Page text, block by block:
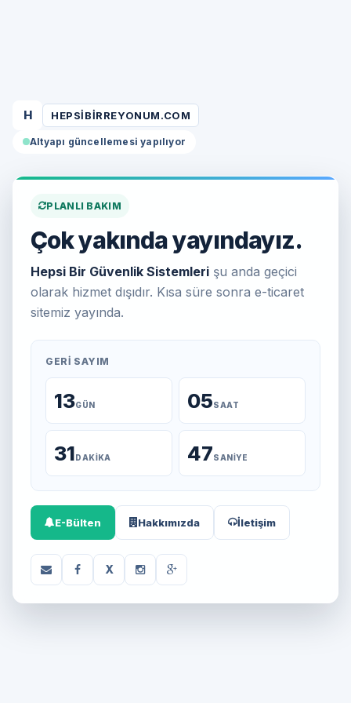
H HEPSIBIRREYONUM.COM
Altyapı güncellemesi yapılıyor
PLANLI BAKIM
Çok yakında yayındayız.
Hepsi Bir Güvenlik Sistemleri şu anda geçici
olarak hizmet dışıdır. Kısa süre sonra e-ticaret
sitemiz yayında.
GERI SAYIM
13GÜN 05SAAT
31DAKIKA 47SANIYE
E-Bülten Hakkımızda İletişim
X